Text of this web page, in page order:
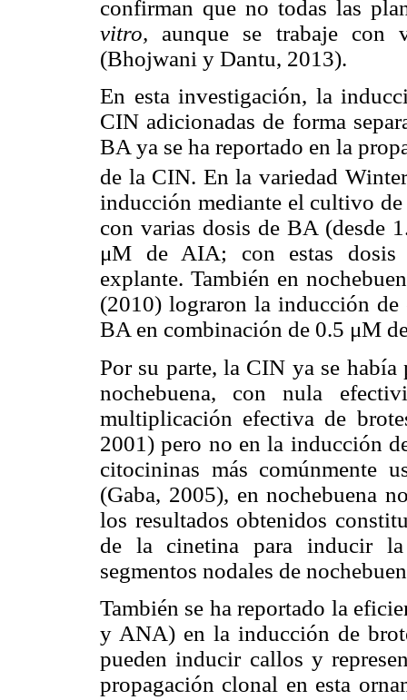
confirman que no todas las
vitro, aunque se trabaje con
(Bhojwani y Dantu, 2013).
En esta investigación, la
CIN adicionadas de forma
BA ya se ha reportado en la
de la CIN. En la variedad
inducción mediante el cultivo
con varias dosis de BA (desde
μM de AIA; con estas dosis
explante. También en
(2010) lograron la inducción
BA en combinación de 0.5 μM
Por su parte, la CIN ya se
nochebuena, con nula
multiplicación efectiva de
2001) pero no en la inducción
citocininas más comúnmente
(Gaba, 2005), en nochebuena
los resultados obtenidos
de la cinetina para inducir la
segmentos nodales de
También se ha reportado la
y ANA) en la inducción de
pueden inducir callos y
propagación clonal en esta